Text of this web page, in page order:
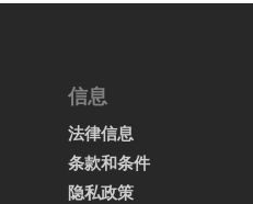
信息
法律信息
条款和条件
隐私政策